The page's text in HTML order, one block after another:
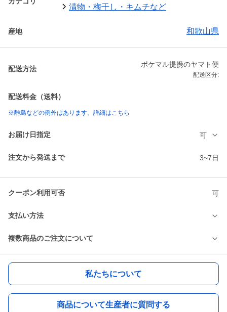
漬物・梅干し・キムチなど
産地 和歌山県
配送方法
ポケマル提携のヤマト便
配送区分:
配送料金（送料）
※離島などの例外はあります。詳細はこちら
お届け日指定 可
注文から発送まで 3~7日
クーポン利用可否 可
支払い方法
複数商品のご注文について
私たちについて
商品について生産者に質問する